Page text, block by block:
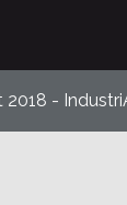
-